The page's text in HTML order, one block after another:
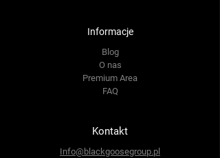
Informacje
Blog
O nas
Premium Area
FAQ
Kontakt
Info@blackgoosegroup.pl